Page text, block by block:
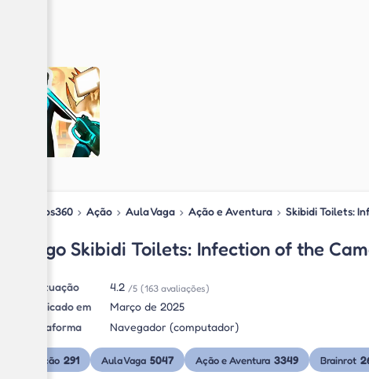
Jogos360 › Ação › Aula Vaga › Ação e Aventura › Skibidi Toilets:
Jogo Skibidi Toilets: Infection of the
Pontuação 4.2 /5 (163 avaliações)
Publicado em
Março de 2025
Plataforma
Navegador (computador)
Ação 291 Aula Vaga 5047 Ação e Aventura 3349 Brainrot